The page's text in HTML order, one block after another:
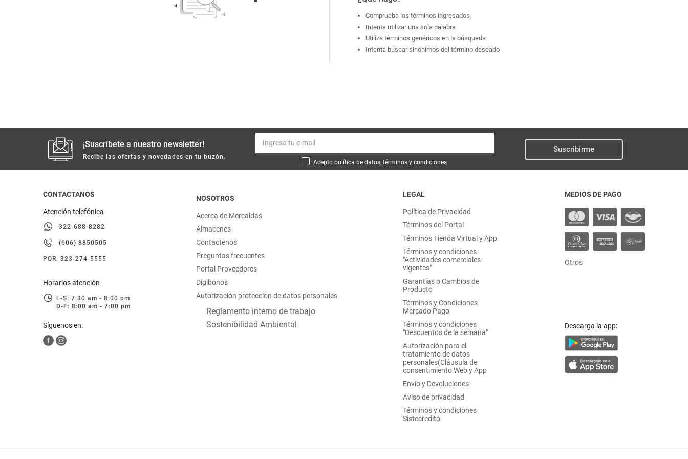
limpieza
otros
hogar
moda
deportes
Comprueba los términos ingresados
Intenta utilizar una sola palabra
Utiliza términos genéricos en la búsqueda
Intenta buscar sinónimos del término deseado
¡Suscríbete a nuestro newsletter!
Recibe las ofertas y novedades en tu buzón.
Acepto política de datos, términos y condiciones
Suscribirme
CONTACTANOS
Atención telefónica
322-688-8282
(606) 8850505
PQR: 323-274-5555
Horarios atención
L-S: 7:30 am - 8:00 pm
D-F: 8:00 am - 7:00 pm
Síguenos en:
NOSOTROS
Acerca de Mercaldas
Almacenes
Contactenos
Preguntas frecuentes
Portal Proveedores
Digibonos
Autorización protección de datos personales
Reglamento interno de trabajo
Sostenibilidad Ambiental
LEGAL
Política de Privacidad
Términos del Portal
Términos Tienda Virtual y App
Términos y condiciones
"Actividades comerciales
vigentes"
Garantías o Cambios de
Producto
Términos y Condiciones
Mercado Pago
Términos y condiciones
"Descuentos de la semana"
Autorización para el
tratamiento de datos
personales(Cláusula de
consentimiento Web y App
Envío y Devoluciones
Aviso de privacidad
Términos y condiciones
Sistecredito
MEDIOS DE PAGO
Otros
Descarga la app:
Mantequilla